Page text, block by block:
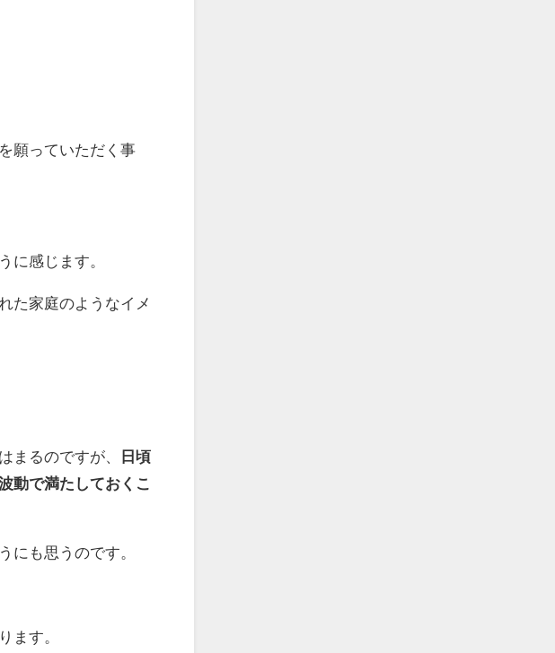
願っていただく事
に感じます。
た家庭のようなイメ
まるのですが、
日頃
動で満たしておくこ
にも思うのです。
ます。